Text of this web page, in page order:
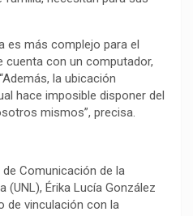
es más complejo para el
cuenta con un computador,
la ubicación
hace imposible disponer del
mismos”, precisa.
Comunicación de la
(UNL), Érika Lucía González
de vinculación con la